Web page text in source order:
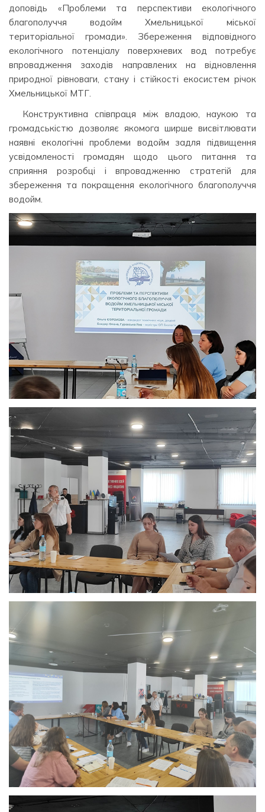
доповідь «Проблеми та перспективи екологічного
благополуччя водойм Хмельницької міської
територіальної громади». Збереження відповідного
екологічного потенціалу поверхневих вод потребує
впровадження заходів направлених на відновлення
природної рівноваги, стану і стійкості екосистем річок
Хмельницької МТГ.
Конструктивна співпраця між владою, наукою та
громадськістю дозволяє якомога ширше висвітлювати
наявні екологічні проблеми водойм задля підвищення
усвідомленості громадян щодо цього питання та
сприяння розробці і впровадженню стратегій для
збереження та покращення екологічного благополуччя
водойм.